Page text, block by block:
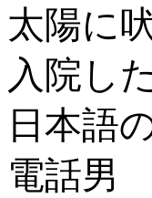
太陽に
入院し
日本語
電話男